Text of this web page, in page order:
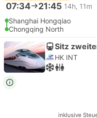
07:34 21:45 14h, 11m
Shanghai Hongqiao
Chongqing North
Sitz
HK INT
inklusive